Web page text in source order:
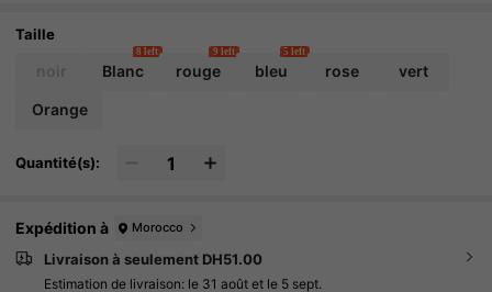
Taille
Blanc
8 left
rouge
9 left
bleu
5 left
rose vert
Orange
Quantité(s):
Expédition à Morocco
Livraison à seulement DH51.00
Estimation de livraison: le 31 août et le 5 sept.